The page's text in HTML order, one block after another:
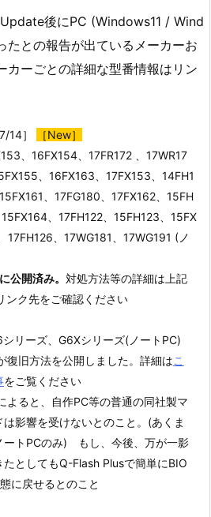
後にPC (Windows11 / Wind
たとの報告が出ているメーカーお
カーごとの詳細な型番情報はリン
14］
［New］
、16FX154、17FR172 、17WR17
、16FX163、17FX153、14FH1
、17FG180、17FX162、15FH
、17FH122、15FH123、15FX
17FH126、17WG181、17WG191 (ノ
公開済み。対処方法等の詳細は上記
ンク先をご確認ください
リーズ、G6Xシリーズ(ノートPC)
復旧方法を公開しました。詳細はこ
をご覧ください
よると、自作PC等の普通の同社製マ
は影響を受けないとのこと。(あくま
ートPCのみ) もし、今後、万が一影
たとしてもQ-Flash Plusで簡単にBIO
に戻せるとのこと